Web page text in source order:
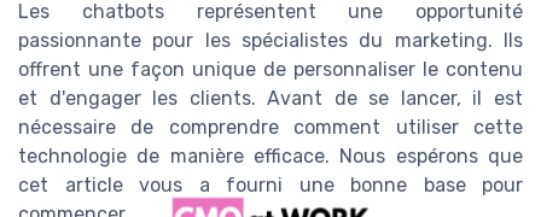
Les chatbots représentent une opportunité
passionnante pour les spécialistes du marketing. Ils
offrent une façon unique de personnaliser le contenu
et d'engager les clients. Avant de se lancer, il est
nécessaire de comprendre comment utiliser cette
technologie de manière efficace. Nous espérons que
cet article vous a fourni une bonne base pour